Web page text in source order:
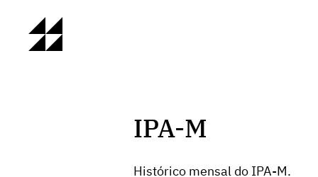
IPA-M
Histórico mensal do IPA-M.